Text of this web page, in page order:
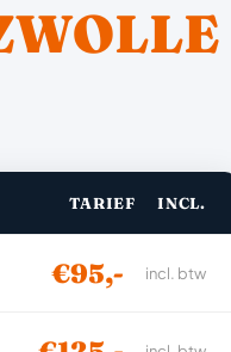
TARIEF INCL.
€95,- incl. btw